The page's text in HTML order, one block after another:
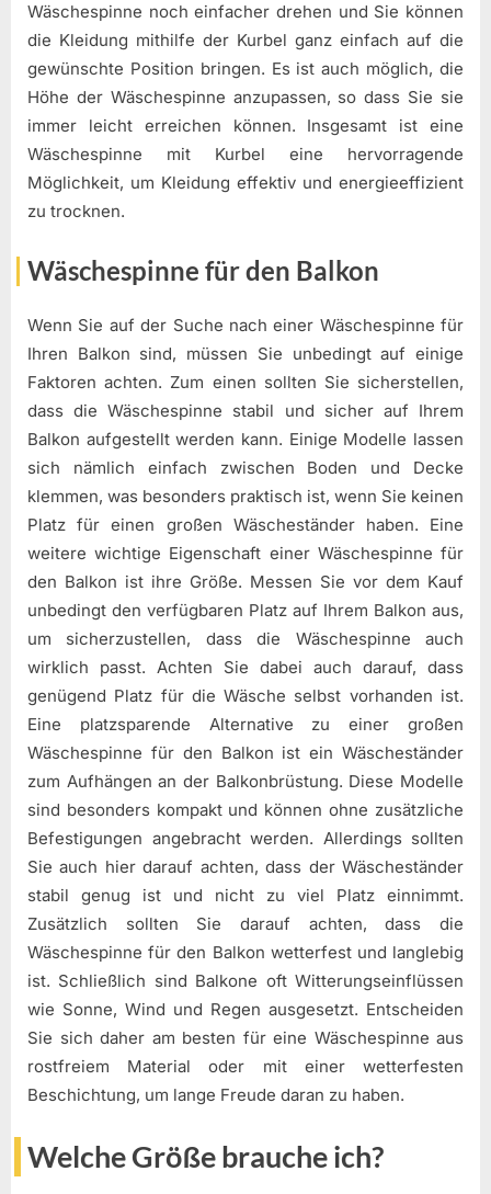
Wäschespinne noch einfacher drehen und Sie können
die Kleidung mithilfe der Kurbel ganz einfach auf die
gewünschte Position bringen. Es ist auch möglich, die
Höhe der Wäschespinne anzupassen, so dass Sie sie
immer leicht erreichen können. Insgesamt ist eine
Wäschespinne mit Kurbel eine hervorragende
Möglichkeit, um Kleidung effektiv und energieeffizient
zu trocknen.
Wäschespinne für den Balkon
Wenn Sie auf der Suche nach einer Wäschespinne für
Ihren Balkon sind, müssen Sie unbedingt auf einige
Faktoren achten. Zum einen sollten Sie sicherstellen,
dass die Wäschespinne stabil und sicher auf Ihrem
Balkon aufgestellt werden kann. Einige Modelle lassen
sich nämlich einfach zwischen Boden und Decke
klemmen, was besonders praktisch ist, wenn Sie keinen
Platz für einen großen Wäscheständer haben. Eine
weitere wichtige Eigenschaft einer Wäschespinne für
den Balkon ist ihre Größe. Messen Sie vor dem Kauf
unbedingt den verfügbaren Platz auf Ihrem Balkon aus,
um sicherzustellen, dass die Wäschespinne auch
wirklich passt. Achten Sie dabei auch darauf, dass
genügend Platz für die Wäsche selbst vorhanden ist.
Eine platzsparende Alternative zu einer großen
Wäschespinne für den Balkon ist ein Wäscheständer
zum Aufhängen an der Balkonbrüstung. Diese Modelle
sind besonders kompakt und können ohne zusätzliche
Befestigungen angebracht werden. Allerdings sollten
Sie auch hier darauf achten, dass der Wäscheständer
stabil genug ist und nicht zu viel Platz einnimmt.
Zusätzlich sollten Sie darauf achten, dass die
Wäschespinne für den Balkon wetterfest und langlebig
ist. Schließlich sind Balkone oft Witterungseinflüssen
wie Sonne, Wind und Regen ausgesetzt. Entscheiden
Sie sich daher am besten für eine Wäschespinne aus
rostfreiem Material oder mit einer wetterfesten
Beschichtung, um lange Freude daran zu haben.
Welche Größe brauche ich?